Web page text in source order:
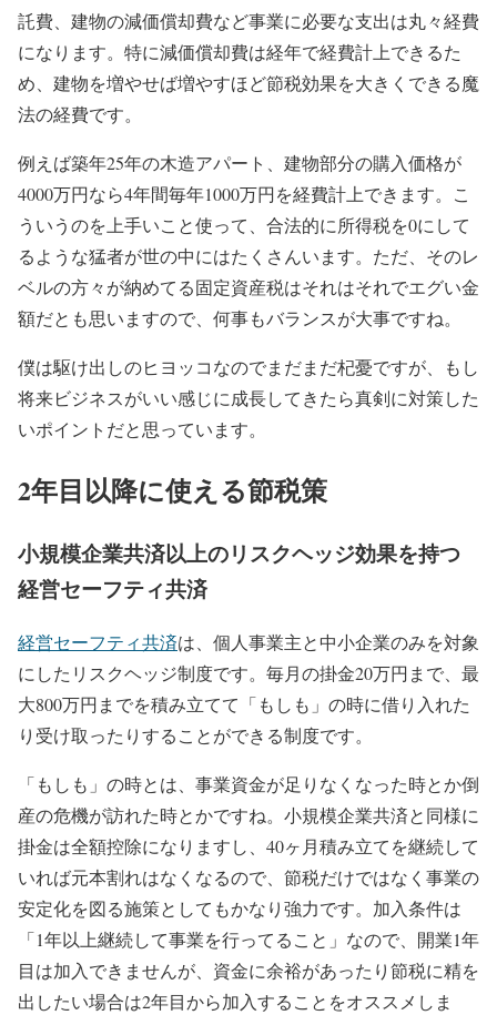
託費、建物の減価償却費など事業に必要な支出は丸々経費
になります。特に減価償却費は経年で経費計上できるた
め、建物を増やせば増やすほど節税効果を大きくできる魔
法の経費です。
例えば築年25年の木造アパート、建物部分の購入価格が
4000万円なら4年間毎年1000万円を経費計上できます。こ
ういうのを上手いこと使って、合法的に所得税を0にして
るような猛者が世の中にはたくさんいます。ただ、そのレ
ベルの方々が納めてる固定資産税はそれはそれでエグい金
額だとも思いますので、何事もバランスが大事ですね。
僕は駆け出しのヒヨッコなのでまだまだ杞憂ですが、もし
将来ビジネスがいい感じに成長してきたら真剣に対策した
いポイントだと思っています。
2年目以降に使える節税策
小規模企業共済以上のリスクヘッジ効果を持つ
経営セーフティ共済
経営セーフティ共済は、個人事業主と中小企業のみを対象
にしたリスクヘッジ制度です。毎月の掛金20万円まで、最
大800万円までを積み立てて「もしも」の時に借り入れた
り受け取ったりすることができる制度です。
「もしも」の時とは、事業資金が足りなくなった時とか倒
産の危機が訪れた時とかですね。小規模企業共済と同様に
掛金は全額控除になりますし、40ヶ月積み立てを継続して
いれば元本割れはなくなるので、節税だけではなく事業の
安定化を図る施策としてもかなり強力です。加入条件は
「1年以上継続して事業を行ってること」なので、開業1年
目は加入できませんが、資金に余裕があったり節税に精を
出したい場合は2年目から加入することをオススメしま